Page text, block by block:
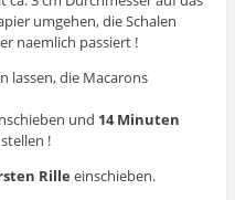
umgehen, die Schalen
naemlich passiert !
lassen, die Macarons
und 14 Minuten
!
Rille einschieben.